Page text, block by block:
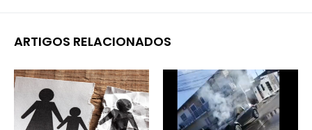
ARTIGOS RELACIONADOS